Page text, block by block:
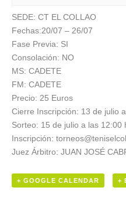
SEDE: CT EL COLLAO
Fechas:20/07 – 26/07
Fase Previa: SI
Consolación: NO
MS: CADETE
FM: CADETE
Precio: 25 Euros
Cierre Inscripción: 13 de julio
Sorteo: 15 de julio a las 12:00
Inscripción:
Juez Árbitro: JUAN JOSÉ
+ GOOGLE CALENDAR +